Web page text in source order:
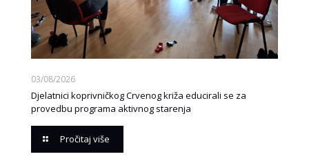
03/08/2026
Djelatnici koprivničkog Crvenog križa educirali se za
provedbu programa aktivnog starenja
Pročitaj više